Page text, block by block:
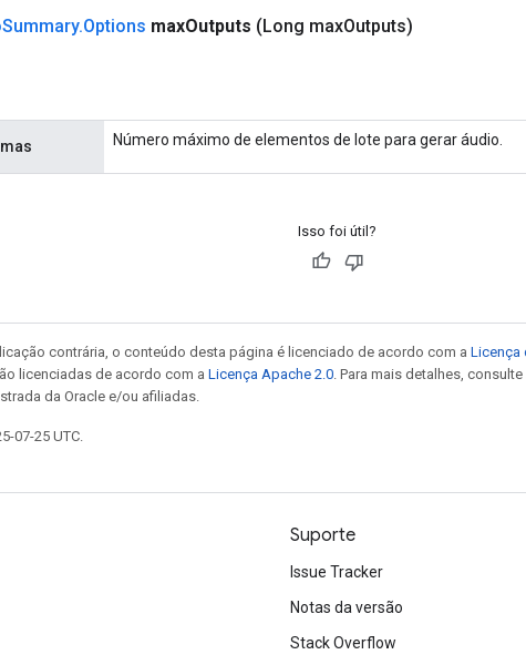
Summary.Options maxOutputs (Long maxOutputs)
Número máximo de elementos de lote para gerar áudio.
Isso foi útil?
contrária, o conteúdo desta página é licenciado de acordo com a Licença
licenciadas de acordo com a Licença Apache 2.0 . Para mais detalhes, consulte
da Oracle e/ou afiliadas.
07-25 UTC.
Suporte
Issue Tracker
Notas da versão
Stack Overflow